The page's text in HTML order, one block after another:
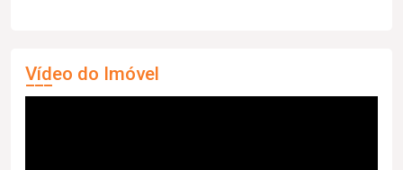
Vídeo do Imóvel